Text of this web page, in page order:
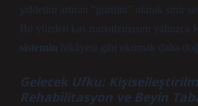
şiddetini artıran “gürültü” olarak sinir
Bu yüzden kas romatizmasını yalnızca
sistemin hikâyesi gibi okumak daha
Gelecek Ufku:
Rehabilitasyon ve Beyin